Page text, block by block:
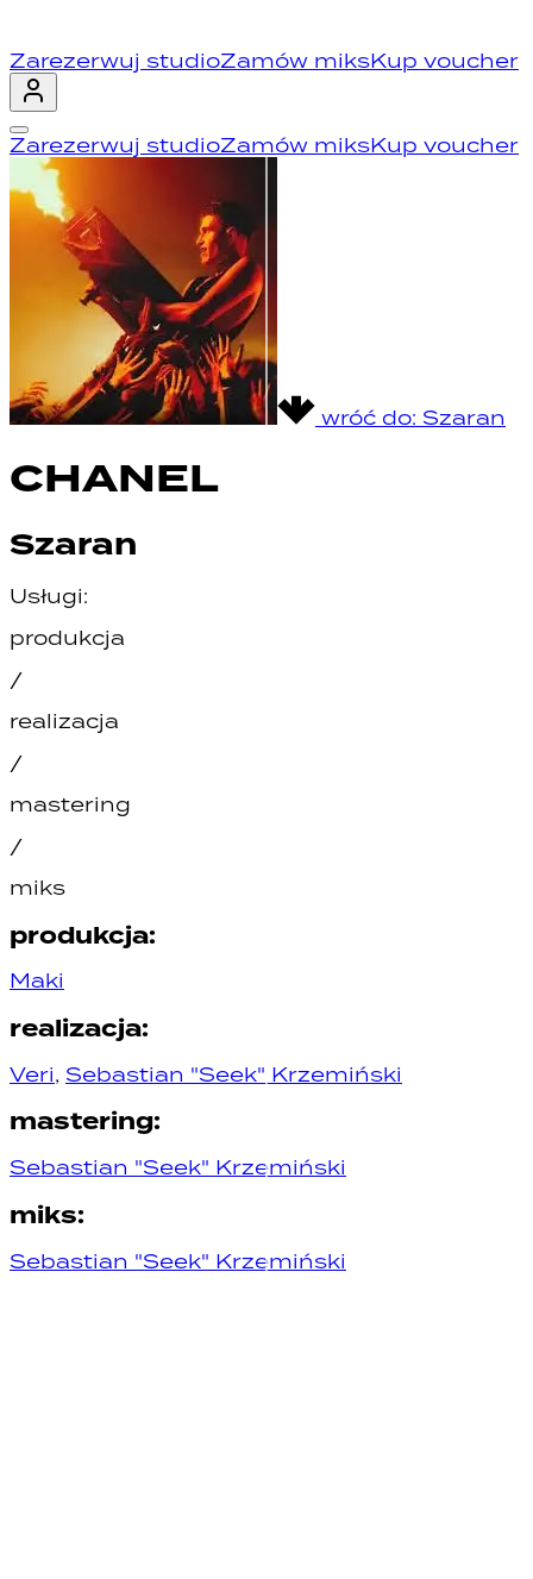
Zarezerwuj studioZamów miksKup voucher
Zarezerwuj studioZamów miksKup voucher
wróć do: Szaran
CHANEL
Szaran
Usługi:
produkcja
/
realizacja
/
mastering
/
miks
produkcja:
Maki
realizacja:
Veri, Sebastian "Seek" Krzemiński
mastering:
Sebastian "Seek" Krzemiński
miks:
Sebastian "Seek" Krzemiński